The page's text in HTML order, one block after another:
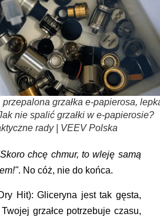
grzałka e-papierosa,
nie spalić grzałki w e-papierosie?
rady | VEEV Polska
chcę chmur, to wleję samą
. No cóż, nie do końca.
Hit): Gliceryna jest tak gęsta,
grzałce potrzebuje czasu,